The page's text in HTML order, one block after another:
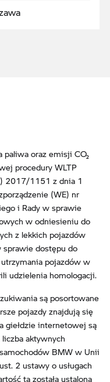
paliwa oraz emisji CO₂
procedury WLTP
2017/1151 z dnia 1
(WE) nr
i Rady w sprawie
w odniesieniu do
z lekkich pojazdów
sprawie dostępu do
pojazdów w
udzielenia homologacji.
są posortowane
pojazdy znajdują się
giełdzie internetowej są
aktywnych
BMW w Unii
2 ustawy o usługach
ta została ustalona